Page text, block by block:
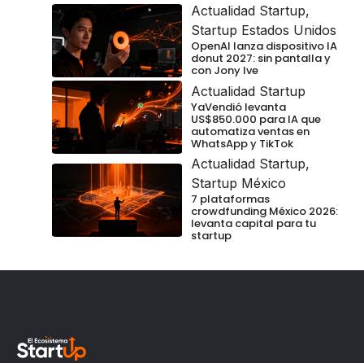
Actualidad Startup,
Startup Estados Unidos
OpenAI lanza dispositivo IA
donut 2027: sin pantalla y
con Jony Ive
Actualidad Startup
YaVendió levanta
US$850.000 para IA que
automatiza ventas en
WhatsApp y TikTok
Actualidad Startup,
Startup México
7 plataformas
crowdfunding México 2026:
levanta capital para tu
startup